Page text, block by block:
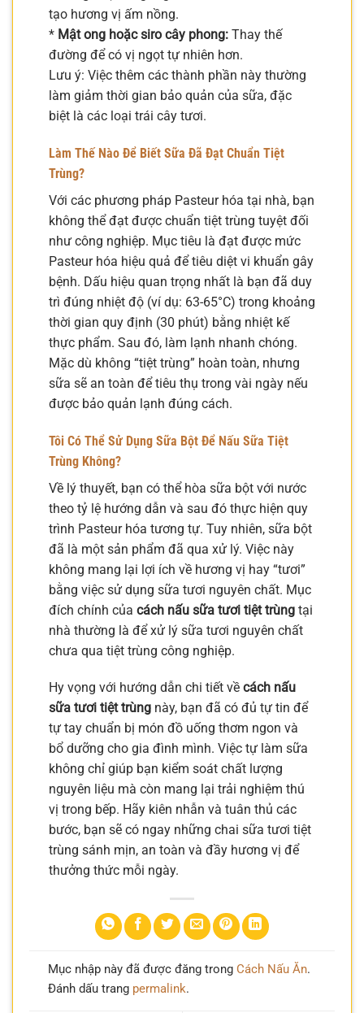
tạo hương vị ấm nồng.
* Mật ong hoặc siro cây phong: Thay thế
đường để có vị ngọt tự nhiên hơn.
Lưu ý: Việc thêm các thành phần này thường
làm giảm thời gian bảo quản của sữa, đặc
biệt là các loại trái cây tươi.
Làm Thế Nào Để Biết Sữa Đã Đạt Chuẩn Tiệt
Trùng?
Với các phương pháp Pasteur hóa tại nhà, bạn
không thể đạt được chuẩn tiệt trùng tuyệt đối
như công nghiệp. Mục tiêu là đạt được mức
Pasteur hóa hiệu quả để tiêu diệt vi khuẩn gây
bệnh. Dấu hiệu quan trọng nhất là bạn đã duy
trì đúng nhiệt độ (ví dụ: 63-65°C) trong khoảng
thời gian quy định (30 phút) bằng nhiệt kế
thực phẩm. Sau đó, làm lạnh nhanh chóng.
Mặc dù không “tiệt trùng” hoàn toàn, nhưng
sữa sẽ an toàn để tiêu thụ trong vài ngày nếu
được bảo quản lạnh đúng cách.
Tôi Có Thể Sử Dụng Sữa Bột Để Nấu Sữa Tiệt
Trùng Không?
Về lý thuyết, bạn có thể hòa sữa bột với nước
theo tỷ lệ hướng dẫn và sau đó thực hiện quy
trình Pasteur hóa tương tự. Tuy nhiên, sữa bột
đã là một sản phẩm đã qua xử lý. Việc này
không mang lại lợi ích về hương vị hay “tươi”
bằng việc sử dụng sữa tươi nguyên chất. Mục
đích chính của cách nấu sữa tươi tiệt trùng tại
nhà thường là để xử lý sữa tươi nguyên chất
chưa qua tiệt trùng công nghiệp.
Hy vọng với hướng dẫn chi tiết về cách nấu
sữa tươi tiệt trùng này, bạn đã có đủ tự tin để
tự tay chuẩn bị món đồ uống thơm ngon và
bổ dưỡng cho gia đình mình. Việc tự làm sữa
không chỉ giúp bạn kiểm soát chất lượng
nguyên liệu mà còn mang lại trải nghiệm thú
vị trong bếp. Hãy kiên nhẫn và tuân thủ các
bước, bạn sẽ có ngay những chai sữa tươi tiệt
trùng sánh mịn, an toàn và đầy hương vị để
thưởng thức mỗi ngày.
Mục nhập này đã được đăng trong Cách Nấu Ăn.
Đánh dấu trang permalink.